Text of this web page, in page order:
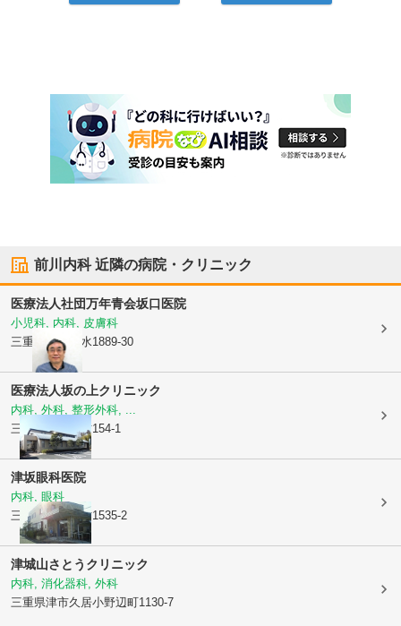
前川内科近隣の病院・クリニック
医療法人社団万年青会坂口医院
小児科, 内科, 皮膚科
三重県津市
垂水1889-30
医療法人坂の上クリニック
内科, 外科, 整形外科, ...
三重県津市
藤方154-1
津坂眼科医院
内科, 眼科
三重県津市藤方1535-2
津城山さとうクリニック
内科, 消化器科, 外科
三重県津市久居小野辺町1130-7